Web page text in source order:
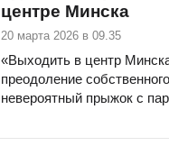
центре Минска
20 марта 2026 в 09.35
«Выходить в центр
преодоление
невероятный прыжок с